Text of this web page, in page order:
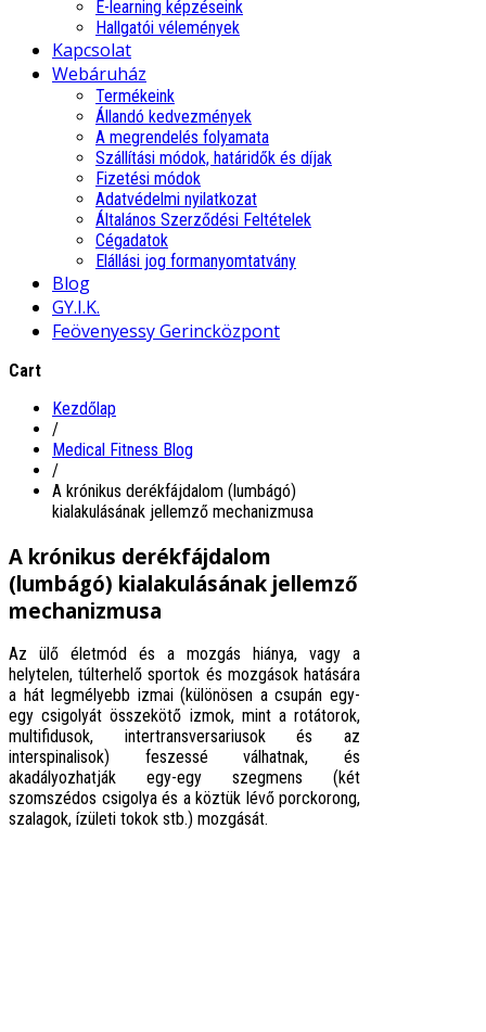
E-learning képzéseink
Hallgatói vélemények
Kapcsolat
Webáruház
Termékeink
Állandó kedvezmények
A megrendelés folyamata
Szállítási módok, határidők és díjak
Fizetési módok
Adatvédelmi nyilatkozat
Általános Szerződési Feltételek
Cégadatok
Elállási jog formanyomtatvány
Blog
GY.I.K.
Feövenyessy Gerincközpont
Cart
Kezdőlap
/
Medical Fitness Blog
/
A krónikus derékfájdalom (lumbágó)
kialakulásának jellemző mechanizmusa
A krónikus derékfájdalom
(lumbágó) kialakulásának jellemző
mechanizmusa
Az ülő életmód és a mozgás hiánya, vagy a
helytelen, túlterhelő sportok és mozgások hatására
a hát legmélyebb izmai (különösen a csupán egy-
egy csigolyát összekötő izmok, mint a rotátorok,
multifidusok, intertransversariusok és az
interspinalisok) feszessé válhatnak, és
akadályozhatják egy-egy szegmens (két
szomszédos csigolya és a köztük lévő porckorong,
szalagok, ízületi tokok stb.) mozgását.